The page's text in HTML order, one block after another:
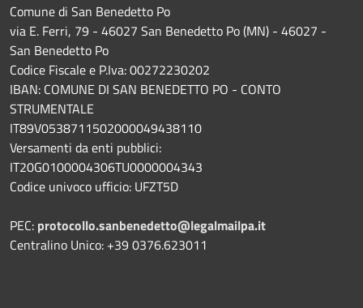
Comune di San Benedetto Po
via E. Ferri, 79 - 46027 San Benedetto Po (MN) - 46027 -
San Benedetto Po
Codice Fiscale e P.Iva: 00272230202
IBAN: COMUNE DI SAN BENEDETTO PO - CONTO
STRUMENTALE
IT89V0538711502000049438110
Versamenti da enti pubblici:
IT20G0100004306TU0000004343
Codice univoco ufficio: UFZT5D
PEC: protocollo.sanbenedetto@legalmailpa.it
Centralino Unico: +39 0376.623011